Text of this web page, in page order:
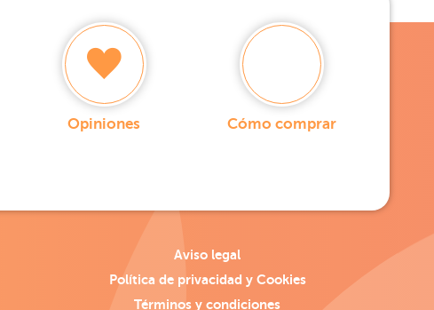
Opiniones Cómo comprar
Aviso legal
Política de privacidad y Cookies
Términos y condiciones